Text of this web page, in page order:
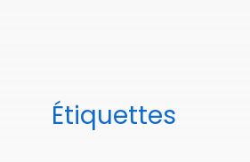
Étiquettes